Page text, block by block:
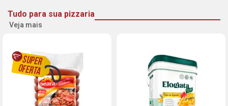
Tudo para sua pizzaria
Veja mais